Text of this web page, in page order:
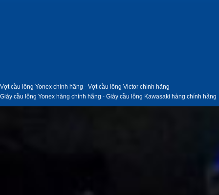
Vợt cầu lông Yonex chính hãng - Vợt cầu lông Victor chính hãng
Giày cầu lông Yonex hàng chính hãng - Giày cầu lông Kawasaki hàng chính hãng